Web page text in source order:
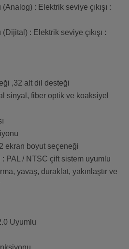
(Analog) : Elektrik seviye çıkışı :
(Dijital) : Elektrik seviye çıkışı :
,32 alt dil desteği
sinyal, fiber optik ve koaksiyel
ekran boyut seçeneği
PAL / NTSC çift sistem uyumlu
yavaş, duraklat, yakınlaştır ve
Uyumlu